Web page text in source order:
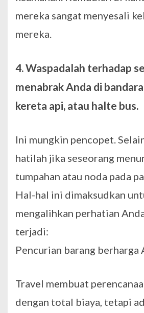
mereka sangat menyesali
mereka.
4. Waspadalah terhadap
menabrak Anda di
kereta api, atau halte bus.
Ini mungkin pencopet.
hatilah jika seseorang
tumpahan atau noda pada
Hal-hal ini dimaksudkan
mengalihkan perhatian
terjadi:
Pencurian barang berharga
Travel membuat
dengan total biaya, tetapi